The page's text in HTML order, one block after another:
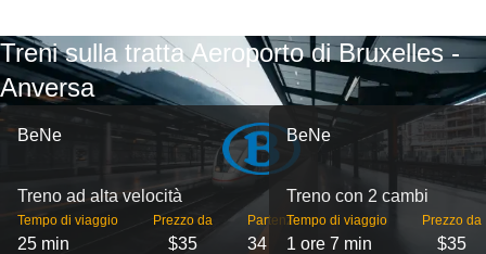
Treni sulla tratta Aeroporto di Bruxelles -
Anversa
BeNe
Treno ad alta velocità
Tempo di viaggio
25 min
Prezzo da
$35
Partenze
34
BeNe
Treno con 2 cambi
Tempo di viaggio
1 ore 7 min
Prezzo da
$35